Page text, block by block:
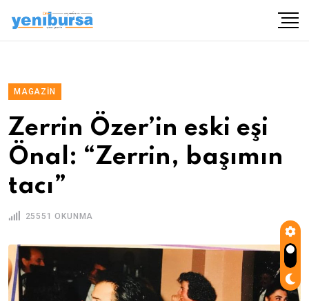
MAGAZIN
Zerrin Özer’in eski eşi
Önal: “Zerrin, başımın
tacı”
25551 OKUNMA